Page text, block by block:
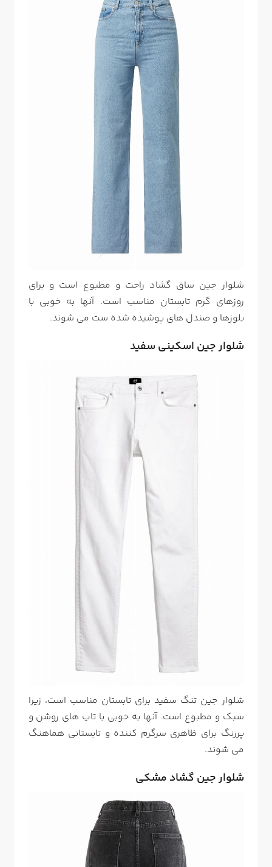
شلوار جین ساق گشاد راحت و مطبوع است و برای
روزهای گرم تابستان مناسب است. آنها به خوبی با
بلوزها و صندل های پوشیده شده ست می شوند.
شلوار جین اسکینی سفید
شلوار جین تنگ سفید برای تابستان مناسب است، زیرا
سبک و مطبوع است. آنها به خوبی با تاپ های روشن و
پررنگ برای ظاهری سرگرم کننده و تابستانی هماهنگ
می شوند.
شلوار جین گشاد مشکی